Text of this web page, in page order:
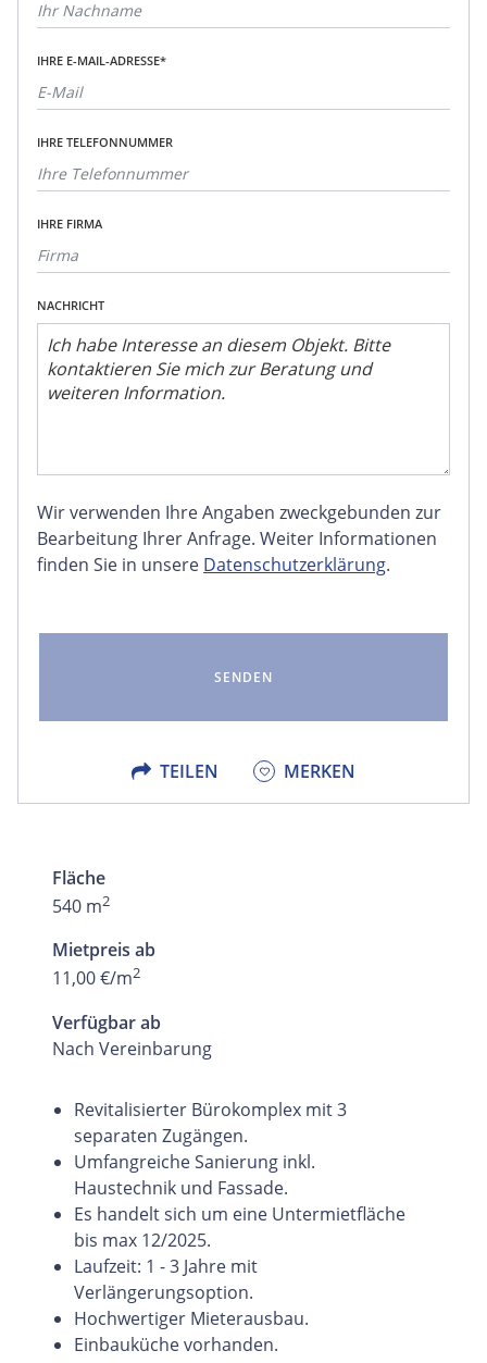
IHRE E-MAIL-ADRESSE*
IHRE TELEFONNUMMER
IHRE FIRMA
NACHRICHT
Wir verwenden Ihre Angaben zweckgebunden zur
Bearbeitung Ihrer Anfrage. Weiter Informationen
finden Sie in unsere Datenschutzerklärung.
TEILEN
FACEBOOK
X
MERKEN
Fläche
540 m2
Mietpreis ab
11,00 €/m2
Verfügbar ab
Nach Vereinbarung
Revitalisierter Bürokomplex mit 3
separaten Zugängen.
Umfangreiche Sanierung inkl.
Haustechnik und Fassade.
Es handelt sich um eine Untermietfläche
bis max 12/2025.
Laufzeit: 1 - 3 Jahre mit
Verlängerungsoption.
Hochwertiger Mieterausbau.
Einbauküche vorhanden.